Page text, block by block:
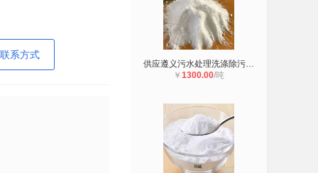
系方式
供应遵义污水处理洗涤除污工业级轻质
￥ 1300.00/吨